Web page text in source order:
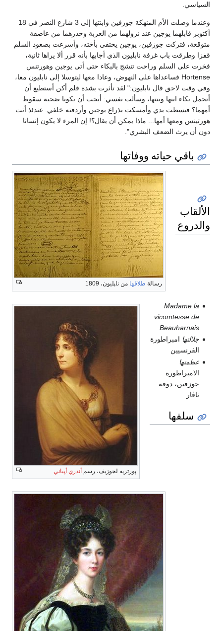
السياسي.
وعندما وصلت الأم المنهكة جوزفين وابنتها إلى 3 شارع النصر في 18
أكتوبر قابلهما يوجين عند نزولهما من العربة وحذرهما من عاصفة
متوقعة، فتركت جوزفين، يوجين يحتفي بأخته، وأسرعت بصعود السلم
قفزا وطرقت باب غرفة نابليون الذي أجابها بأنه قرر ألا يراها ثانية،
فخرت على السلم وراحت تنشج بالبكاء حتى أتى يوجين وهورتنس
Hortense فساعداها على النهوض، وعادا معها ليتوسلا إلى نابليون معا،
وفي وقت لاحق قال نابليون:" لقد تأثرت بشدة فلم أكن أستطيع أن
أتحمل بكاء ابنها وبنتها، وسألت نفسي: أيجب أن يكونا ضحية سقوط
أمهما؟ فبسطت يدي وأمسكت بذراع يوجين وأردفته خلفي. عندئذ أتت
هورتينس ومعها أمها... ماذا يمكن أن يقال؟! إن المرء لا يكون إنسانا
دون أن يرث الضعف البشري".
باقي حياته ووفاتها
رسالة طلاقها من ناپليون، 1809
پورتريه لجوزيف، رسم أندري أپياني
الألقاب
والدروع
Madame la
vicomtesse de
Beauharnais
جلالتها امبراطورة
الفرنسيين
عظمتها
الامبراطورة
جوزفين، دوقة
ناڤار
سلفها